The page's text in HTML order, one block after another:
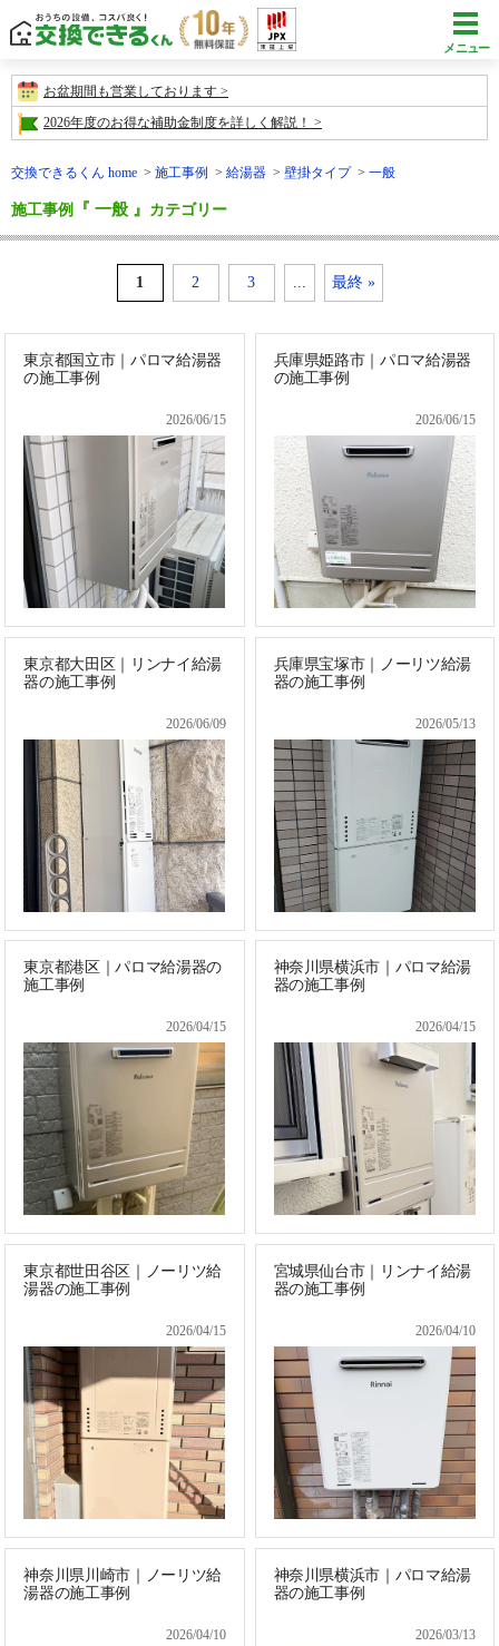
メニュー
お盆期間も営業しております
2026年度のお得な補助金制度を詳しく解説！
交換できるくん home 施工事例 給湯器 壁掛タイプ 一般
施工事例 『 一般 』 カテゴリー
1 2 3 最終 »
東京都国立市｜パロマ給湯器
の施工事例
2026/06/15
兵庫県姫路市｜パロマ給湯器
の施工事例
2026/06/15
東京都大田区｜リンナイ給湯
器の施工事例
2026/06/09
兵庫県宝塚市｜ノーリツ給湯
器の施工事例
2026/05/13
東京都港区｜パロマ給湯器の
施工事例
2026/04/15
神奈川県横浜市｜パロマ給湯
器の施工事例
2026/04/15
東京都世田谷区｜ノーリツ給
湯器の施工事例
2026/04/15
宮城県仙台市｜リンナイ給湯
器の施工事例
2026/04/10
神奈川県川崎市｜ノーリツ給
湯器の施工事例
2026/04/10
神奈川県横浜市｜パロマ給湯
器の施工事例
2026/03/13